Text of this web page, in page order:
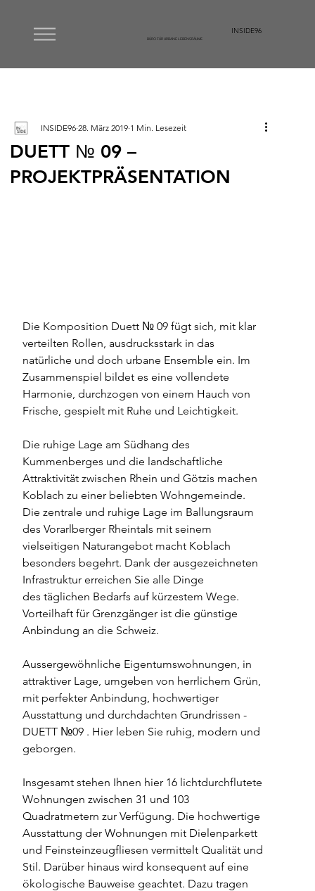
INSIDE96
BÜRO FÜR URBANE LEBENSRÄUME
DUETT № 09 –
PROJEKTPRÄSENTATION
INSIDE96 28. März 2019 1 Min. Lesezeit
Die Komposition Duett № 09 fügt sich, mit klar
verteilten Rollen, ausdrucksstark in das
natürliche und doch urbane Ensemble ein. Im
Zusammenspiel bildet es eine vollendete
Harmonie, durchzogen von einem Hauch von
Frische, gespielt mit Ruhe und Leichtigkeit.
Die ruhige Lage am Südhang des
Kummenberges und die landschaftliche
Attraktivität zwischen Rhein und Götzis machen
Koblach zu einer beliebten Wohngemeinde.
Die zentrale und ruhige Lage im Ballungsraum
des Vorarlberger Rheintals mit seinem
vielseitigen Naturangebot macht Koblach
besonders begehrt. Dank der ausgezeichneten
Infrastruktur erreichen Sie alle Dinge
des täglichen Bedarfs auf kürzestem Wege.
Vorteilhaft für Grenzgänger ist die günstige
Anbindung an die Schweiz.
Aussergewöhnliche Eigentumswohnungen, in
attraktiver Lage, umgeben von herrlichem Grün,
mit perfekter Anbindung, hochwertiger
Ausstattung und durchdachten Grundrissen -
DUETT №09 . Hier leben Sie ruhig, modern und
geborgen.
Insgesamt stehen Ihnen hier 16 lichtdurchflutete
Wohnungen zwischen 31 und 103
Quadratmetern zur Verfügung. Die hochwertige
Ausstattung der Wohnungen mit Dielenparkett
und Feinsteinzeugfliesen vermittelt Qualität und
Stil. Darüber hinaus wird konsequent auf eine
ökologische Bauweise geachtet. Dazu tragen